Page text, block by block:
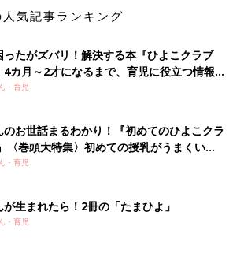
った」（ゆん）
洗ってくれるので大満足です」（つーく
話をあまりしたくない」（くまたろう）
って贅沢なことなので、いつも『ありが
うちにシャンプーが終わってしまうか
気記事ランキング
ったがズバリ！解決する本『ひよこクラブ
月～2才になるまで、育児に役立つ情報が
！
・育児
のお世話まるわかり！『初めてのひよこクラ
〈巻頭大特集〉初めての授乳がうまくい
ぱい・ミルクの基本と夏のトラブル 解決テ
・育児
生まれたら！2冊の「たまひよ」
・育児